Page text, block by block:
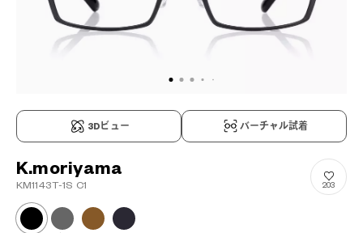
3Dビュー バーチャル試着
K.moriyama
KM1143T-1S C1 203